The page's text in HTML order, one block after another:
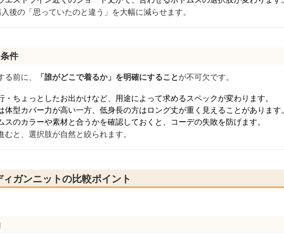
後の「思っていたのと違う」を大幅に減らせます。
件
前に、 「誰がどこで着るか」を明確にすることが不可欠です。
・ちょっとしたお出かけなど、用途によって求めるスペックが変わります。
体型カバー力が高い一方、低身長の方はロング丈が重く見えることがあります。
スのカラーや素材と合うかを確認しておくと、コーデの失敗を防げます。
と、選択肢が自然と絞られます。
ガンニットの比較ポイント